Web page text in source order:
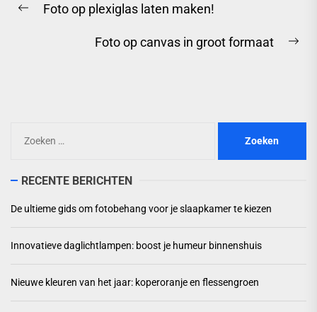
Previous
Foto op plexiglas laten maken!
Foto op canvas in groot formaat
naar:
RECENTE BERICHTEN
De ultieme gids om fotobehang voor je slaapkamer te kiezen
Innovatieve daglichtlampen: boost je humeur binnenshuis
Nieuwe kleuren van het jaar: koperoranje en flessengroen